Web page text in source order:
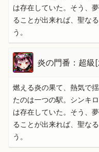
は存在していた。そう、
ることが出来れば、聖な
う。
炎の門番：超級
燃える炎の果て、熱気で
たのは一つの駅。シンキ
は存在していた。そう、
ることが出来れば、聖な
う。